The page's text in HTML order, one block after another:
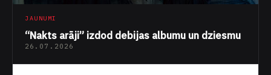
JAUNUMI
“Nakts arāji” izdod debijas albumu un dziesmu
26.07.2026